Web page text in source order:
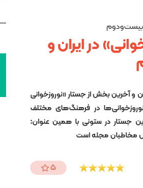
بیست‌ودوم
در ایران و
و آخرین بخش از جستار «نوروزخوانی
در فرهنگ‌های مختلف
جستار در ستونی با همین عنوان:
مخاطبان مجله است
5